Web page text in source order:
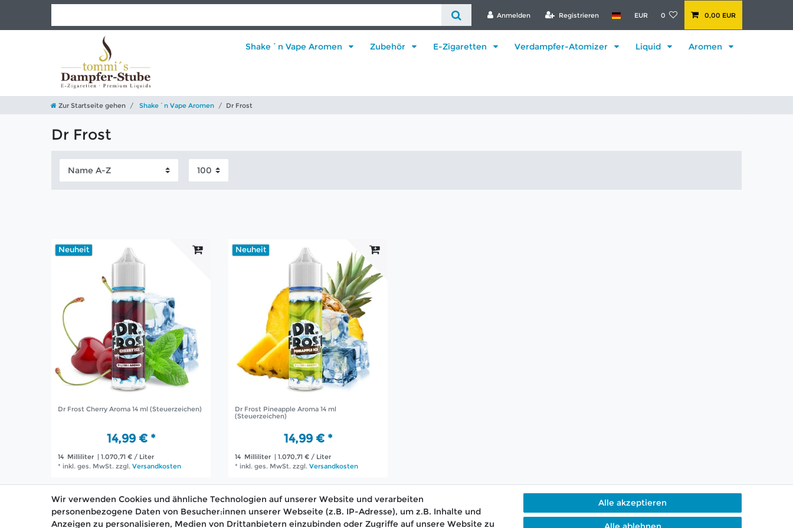
Anmelden Registrieren EUR 0 0,00 EUR
Shake´n Vape Aromen Zubehör E-Zigaretten Verdampfer-Atomizer Liquid Aromen
Zur Startseite gehen Shake´n Vape Aromen Dr Frost
Dr Frost
Neuheit
Dr Frost Cherry Aroma 14 ml (Steuerzeichen)
14,99 € *
14 Milliliter | 1.070,71 € / Liter
* inkl. ges. MwSt. zzgl.Versandkosten
Neuheit
Dr Frost Pineapple Aroma 14 ml
(Steuerzeichen)
14,99 € *
14 Milliliter | 1.070,71 € / Liter
* inkl. ges. MwSt. zzgl.Versandkosten
Wir verwenden Cookies und ähnliche Technologien auf unserer Website und verarbeiten
personenbezogene Daten von Besucher:innen unserer Webseite (z.B. IP-Adresse), um z.B. Inhalte und
Anzeigen zu personalisieren, Medien von Drittanbietern einzubinden oder Zugriffe auf unsere Website zu
Alle akzeptieren